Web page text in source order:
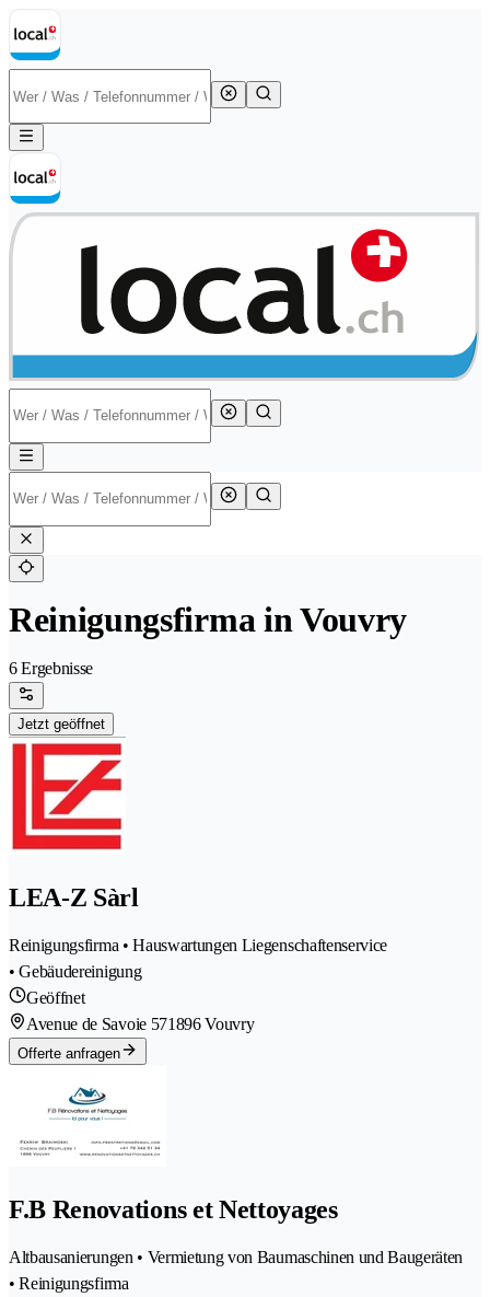
Reinigungsfirma in Vouvry
6 Ergebnisse
Jetzt geöffnet
LEA-Z Sàrl
Reinigungsfirma • Hauswartungen Liegenschaftenservice
• Gebäudereinigung
Geöffnet
Avenue de Savoie 571896 Vouvry
Offerte anfragen
F.B Renovations et Nettoyages
Altbausanierungen • Vermietung von Baumaschinen und Baugeräten
• Reinigungsfirma